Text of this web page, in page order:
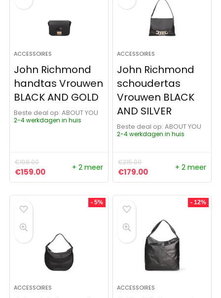
ACCESSOIRES
John Richmond
handtas Vrouwen
BLACK AND GOLD
Beste deal op:
ABOUT YOU
2-4 werkdagen in huis
€198.00
Oorspronkelijke prijs was: €198.00.
€159.00Huidige prijs is: €159.00.
+ 2 meer
ACCESSOIRES
John Richmond
schoudertas
Vrouwen BLACK
AND SILVER
Beste deal op:
ABOUT YOU
2-4 werkdagen in huis
€215.00
Oorspronkelijke prijs was:
€179.00Huidige prijs is:
+ 2 meer
- 5%
ACCESSOIRES
- 12%
ACCESSOIRES